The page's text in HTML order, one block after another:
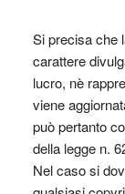
Si precisa che
carattere
lucro, nè
viene
può pertanto
della legge n.
Nel caso si